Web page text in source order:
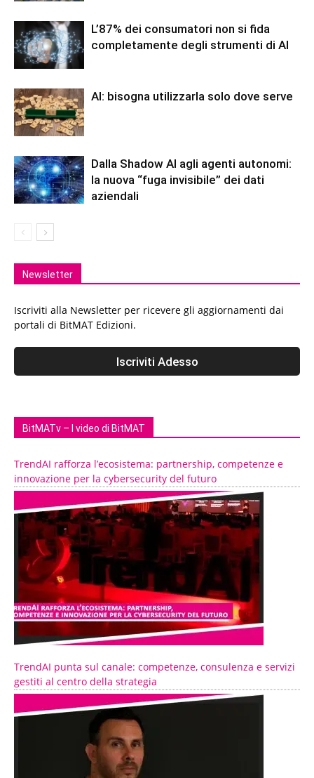
L’87% dei consumatori non si fida
completamente degli strumenti di AI
AI: bisogna utilizzarla solo dove serve
Dalla Shadow AI agli agenti autonomi:
la nuova “fuga invisibile” dei dati
aziendali
Newsletter
Iscriviti alla Newsletter per ricevere gli aggiornamenti dai
portali di BitMAT Edizioni.
BitMATv – I video di BitMAT
TrendAI rafforza l’ecosistema: partnership, competenze e
innovazione per la cybersecurity del futuro
TrendAI punta sul canale: competenze, consulenza e servizi
gestiti al centro della strategia